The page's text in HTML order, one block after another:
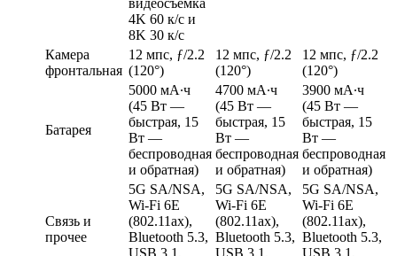
4K 60 к/с и
8K 30 к/с
Камера
фронтальная
12 мпс, ƒ/2.2
(120°)
12 мпс, ƒ/2.2
(120°)
12 мпс, ƒ/2.2
(120°)
Батарея
5000 мА∙ч
(45 Вт —
быстрая, 15
Вт —
беспроводная
и обратная)
4700 мА∙ч
(45 Вт —
быстрая, 15
Вт —
беспроводная
и обратная)
3900 мА∙ч
(45 Вт —
быстрая, 15
Вт —
беспроводная
и обратная)
Связь и
прочее
5G SA/NSA,
Wi-Fi 6E
(802.11ax),
Bluetooth 5.3,
USB 3.1,
5G SA/NSA,
Wi-Fi 6E
(802.11ax),
Bluetooth 5.3,
USB 3.1,
5G SA/NSA,
Wi-Fi 6E
(802.11ax),
Bluetooth 5.3,
USB 3.1,